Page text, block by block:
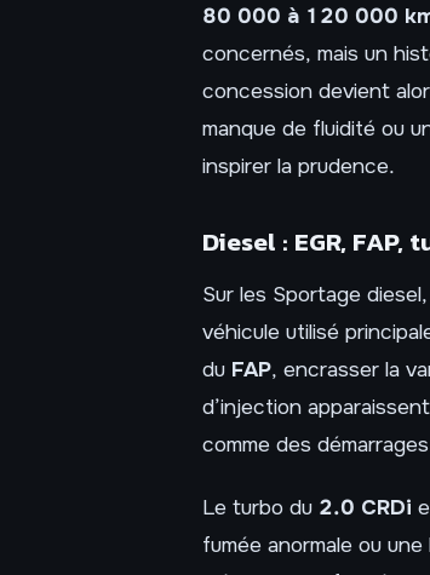
80 000 à 120 000
concernés, mais un
concession devient
manque de fluidité ou
inspirer la prudence.
Diesel : EGR,
Sur les Sportage
véhicule utilisé
du FAP, encrasser la
d’injection
comme des
Le turbo du 2.0 CRDi
fumée anormale ou